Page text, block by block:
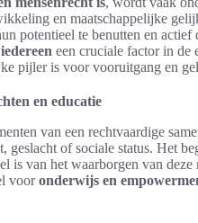
en maatschappelijke
potentieel te benutten en actief
een cruciale factor in de
pijler is voor vooruitgang en
en educatie
van een rechtvaardige
geslacht of sociale status. Het
is van het waarborgen van
vooronderwijs en